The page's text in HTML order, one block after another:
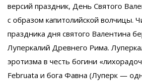
версий праздник, День Святого
с образом капитолийской волчицы.
праздника дня святого Валентина
Луперкалий Древнего Рима.
эротизма в честь богини
Februata и бога Фавна (Луперк —